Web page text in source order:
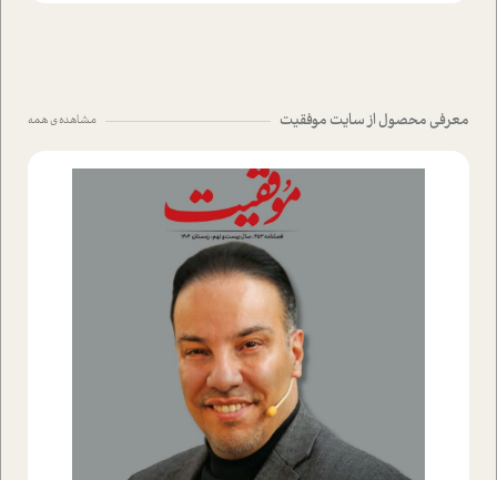
معرفی محصول از سایت موفقیت مشاهده ی همه